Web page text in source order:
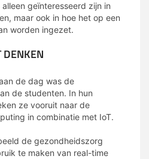
geïnteresseerd zijn in
maar ook in hoe het op een
worden ingezet.
DENKEN
de dag was de
de studenten. In hun
ze vooruit naar de
in combinatie met IoT.
de gezondheidszorg
te maken van real-time